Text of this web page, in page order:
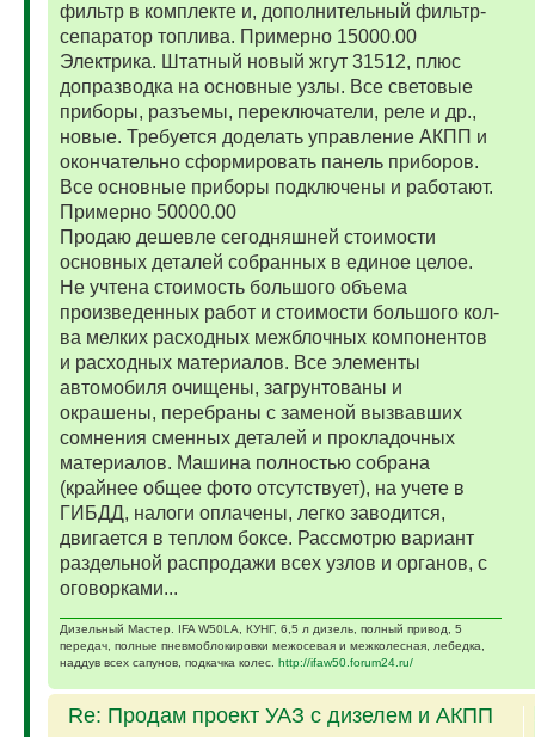
фильтр в комплекте и, дополнительный фильтр-
сепаратор топлива. Примерно 15000.00
Электрика. Штатный новый жгут 31512, плюс
допразводка на основные узлы. Все световые
приборы, разъемы, переключатели, реле и др.,
новые. Требуется доделать управление АКПП и
окончательно сформировать панель приборов.
Все основные приборы подключены и работают.
Примерно 50000.00
Продаю дешевле сегодняшней стоимости
основных деталей собранных в единое целое.
Не учтена стоимость большого объема
произведенных работ и стоимости большого кол-
ва мелких расходных межблочных компонентов
и расходных материалов. Все элементы
автомобиля очищены, загрунтованы и
окрашены, перебраны с заменой вызвавших
сомнения сменных деталей и прокладочных
материалов. Машина полностью собрана
(крайнее общее фото отсутствует), на учете в
ГИБДД, налоги оплачены, легко заводится,
двигается в теплом боксе. Рассмотрю вариант
раздельной распродажи всех узлов и органов, с
оговорками...
Дизельный Мастер. IFA W50LA, КУНГ, 6,5 л дизель, полный привод, 5
передач, полные пневмоблокировки межосевая и межколесная, лебедка,
наддув всех сапунов, подкачка колес. http://ifaw50.forum24.ru/
Re: Продам проект УАЗ с дизелем и АКПП